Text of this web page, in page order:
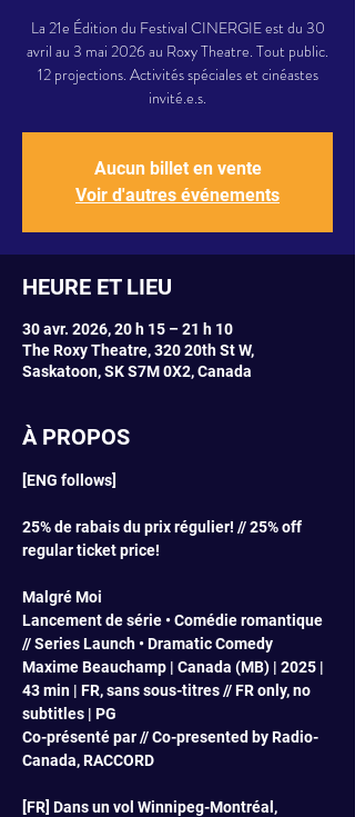
La 21e Édition du Festival CINERGIE est du 30
avril au 3 mai 2026 au Roxy Theatre. Tout public.
12 projections. Activités spéciales et cinéastes
invité.e.s.
Aucun billet en vente
Voir d'autres événements
HEURE ET LIEU
30 avr. 2026, 20 h 15 – 21 h 10
The Roxy Theatre, 320 20th St W,
Saskatoon, SK S7M 0X2, Canada
À PROPOS
[ENG follows]
25% de rabais du prix régulier! // 25% off
regular ticket price!
Malgré Moi
Lancement de série • Comédie romantique
// Series Launch • Dramatic Comedy
Maxime Beauchamp | Canada (MB) | 2025 |
43 min | FR, sans sous-titres // FR only, no
subtitles | PG
Co-présenté par // Co-presented by Radio-
Canada, RACCORD
[FR] Dans un vol Winnipeg-Montréal,